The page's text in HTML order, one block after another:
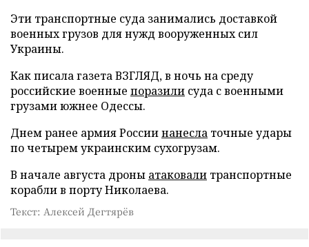
Эти транспортные суда занимались доставкой
военных грузов для нужд вооруженных сил
Украины.
Как писала газета ВЗГЛЯД, в ночь на среду
российские военные поразили суда с военными
грузами южнее Одессы.
Днем ранее армия Россиинанесла точные удары
по четырем украинским сухогрузам.
В начале августа дроны атаковали транспортные
корабли в порту Николаева.
Текст: Алексей Дегтярёв